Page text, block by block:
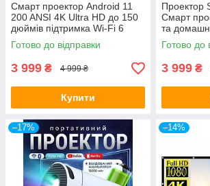
Смарт проектор Android 11
200 ANSI 4K Ultra HD до 150
дюймів підтримка Wi-Fi 6
Bluetooth 5.2 автофокус авто
Keystone Salange P360
Готово до відправки
3 999 ₴ 4 999 ₴
Купити
Проектор
Смарт
та
Android 11
динаміки
Готово до
3 999 ₴
–17% –14%